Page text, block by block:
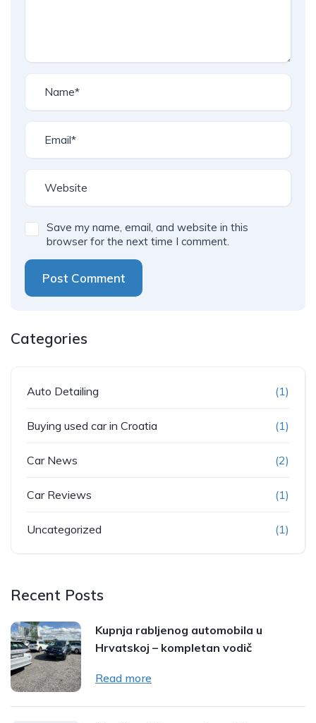
Save my name, email, and website in this
browser for the next time I comment.
Post Comment
Categories
Auto Detailing (1)
Buying used car in Croatia (1)
Car News (2)
Car Reviews (1)
Uncategorized (1)
Recent Posts
Kupnja rabljenog automobila u
Hrvatskoj – kompletan vodič
Read more